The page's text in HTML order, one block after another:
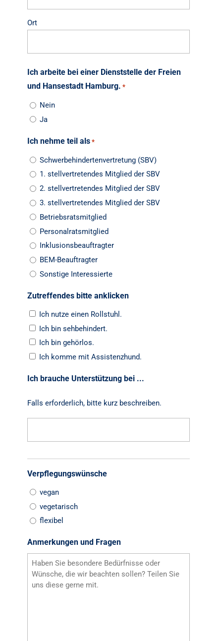
Ort
Ich arbeite bei einer Dienststelle der Freien
und Hansestadt Hamburg. *
Nein
Ja
Ich nehme teil als *
Schwerbehindertenvertretung (SBV)
1. stellvertretendes Mitglied der SBV
2. stellvertretendes Mitglied der SBV
3. stellvertretendes Mitglied der SBV
Betriebsratsmitglied
Personalratsmitglied
Inklusionsbeauftragter
BEM-Beauftragter
Sonstige Interessierte
Zutreffendes bitte anklicken
Ich nutze einen Rollstuhl.
Ich bin sehbehindert.
Ich bin gehörlos.
Ich komme mit Assistenzhund.
Ich brauche Unterstützung bei ...
Falls erforderlich, bitte kurz beschreiben.
Verpflegungswünsche
vegan
vegetarisch
flexibel
Anmerkungen und Fragen